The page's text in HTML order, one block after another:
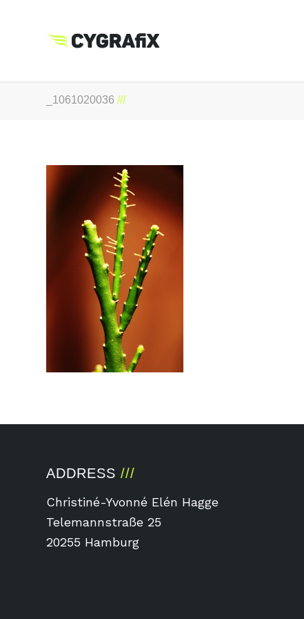
_1061020036
ADDRESS
Christiné-Yvonné Elén Hagge
Telemannstraße 25
20255 Hamburg